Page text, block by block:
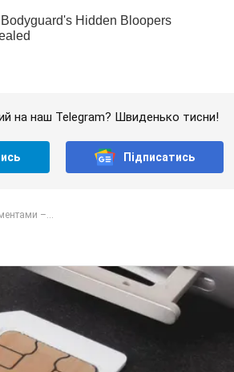
на наш Telegram? Швиденько тисни!
Підписатись
–...